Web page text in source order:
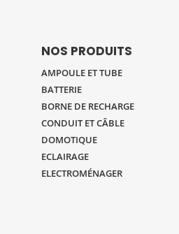
NOS PRODUITS
AMPOULE ET TUBE
BATTERIE
BORNE DE RECHARGE
CONDUIT ET CÂBLE
DOMOTIQUE
ECLAIRAGE
ELECTROMÉNAGER